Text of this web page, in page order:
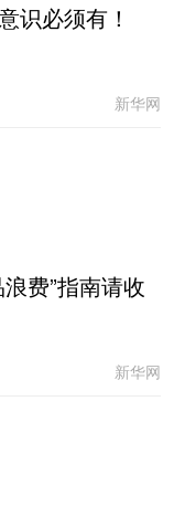
识必须有！
新华网
费”指南请收
新华网